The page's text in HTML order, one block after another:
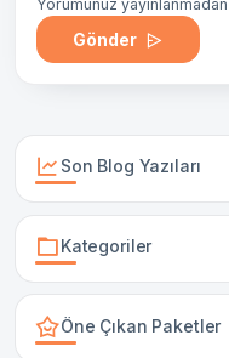
Yorumunuz
Gönder
Son Blog Yazıları
Kategoriler
Öne Çıkan Paketler